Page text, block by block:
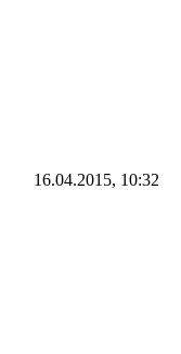
16.04.2015, 10:32